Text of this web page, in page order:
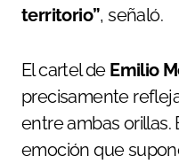
territorio”, señaló.
El cartel de Emilio
precisamente
entre ambas orillas.
emoción que